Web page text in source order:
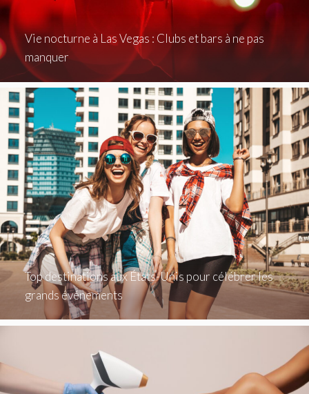
Vie nocturne à Las Vegas : Clubs et bars à ne pas
manquer
Top destinations aux États-Unis pour célébrer les
grands événements